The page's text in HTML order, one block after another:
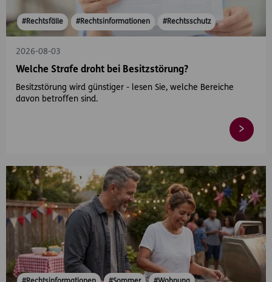
#Rechtsfälle #Rechtsinformationen #Rechtsschutz
2026-08-03
Welche Strafe droht bei Besitzstörung?
Besitzstörung wird günstiger - lesen Sie, welche Bereiche
davon betroffen sind.